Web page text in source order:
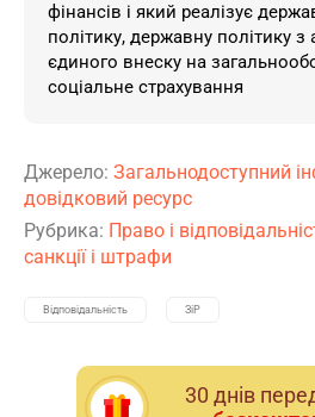
фінансів і який реалізує
політику, державну політику з
єдиного внеску на
соціальне страхування
Джерело: Загальнодоступний
довідковий ресурс
Рубрика: Право і
санкції і штрафи
Відповідальність ЗіР
30 днiв